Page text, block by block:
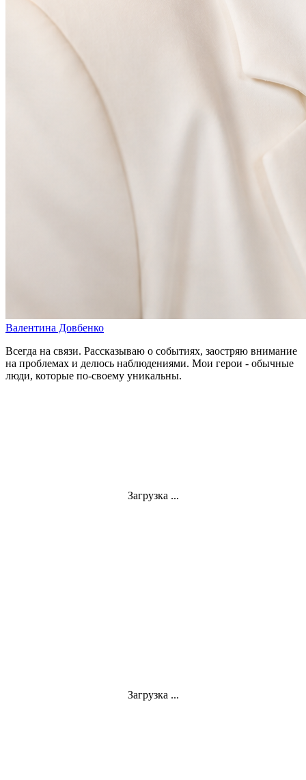
Валентина Довбенко
Всегда на связи. Рассказываю о событиях, заостряю внимание
на проблемах и делюсь наблюдениями. Мои герои - обычные
люди, которые по-своему уникальны.
Загрузка ...
Загрузка ...